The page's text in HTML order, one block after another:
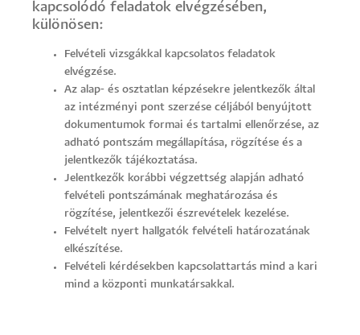
kapcsolódó feladatok elvégzésében,
különösen:
Felvételi vizsgákkal kapcsolatos feladatok
elvégzése.
Az alap- és osztatlan képzésekre jelentkezők által
az intézményi pont szerzése céljából benyújtott
dokumentumok formai és tartalmi ellenőrzése, az
adható pontszám megállapítása, rögzítése és a
jelentkezők tájékoztatása.
Jelentkezők korábbi végzettség alapján adható
felvételi pontszámának meghatározása és
rögzítése, jelentkezői észrevételek kezelése.
Felvételt nyert hallgatók felvételi határozatának
elkészítése.
Felvételi kérdésekben kapcsolattartás mind a kari
mind a központi munkatársakkal.